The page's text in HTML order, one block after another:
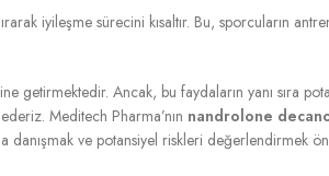
iyileşme sürecini kısaltır. Bu, sporcuların
getirmektedir. Ancak, bu faydaların yanı sıra
Meditech Pharma’nın nandrolone
danışmak ve potansiyel riskleri değerlendirmek